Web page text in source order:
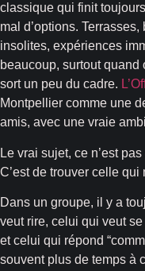
classique qui finit
mal d’options.
insolites, expériences
beaucoup, surtout
sort un peu du cadre.
Montpellier comme une
amis, avec une vraie
Le vrai sujet, ce n’est
C’est de trouver celle qui
Dans un groupe, il y a
veut rire, celui qui veut
et celui qui répond
souvent plus de temps à